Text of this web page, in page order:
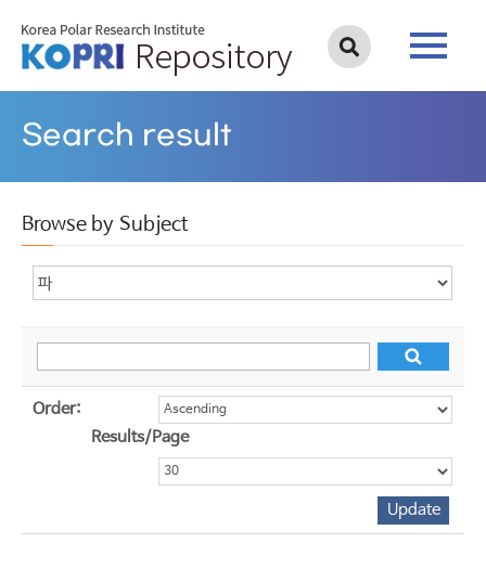
Search result
Browse by Subject
Order:
Results/Page